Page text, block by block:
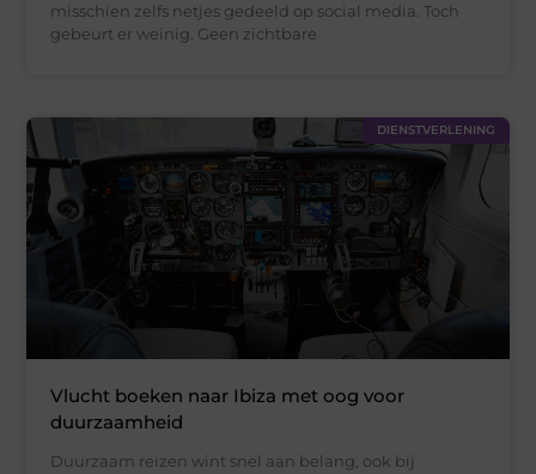
misschien zelfs netjes gedeeld op social media. Toch
gebeurt er weinig. Geen zichtbare
DIENSTVERLENING
Vlucht boeken naar Ibiza met oog voor
duurzaamheid
Duurzaam reizen wint snel aan belang, ook bij